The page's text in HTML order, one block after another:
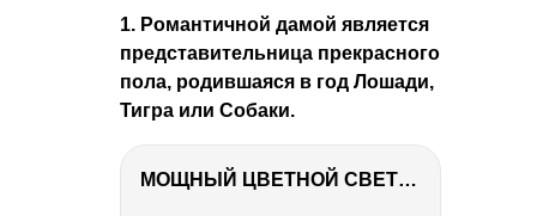
1. Романтичной дамой является
представительница прекрасного
пола, родившаяся в год Лошади,
Тигра или Собаки.
МОЩНЫЙ ЦВЕТНОЙ СВЕТ – NANLITE FC-500C